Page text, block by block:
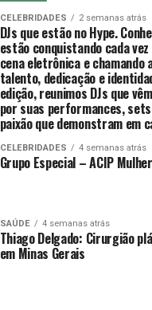
CELEBRIDADES 2 semanas atrás
DJs que estão no Hype.
estão conquistando cada
cena eletrônica e chamando
talento, dedicação e
edição, reunimos DJs que
por suas performances,
paixão que demonstram em
CELEBRIDADES 4 semanas atrás
Grupo Especial – ACIP
SAÚDE 4 semanas atrás
Thiago Delgado: Cirurgião
em Minas Gerais